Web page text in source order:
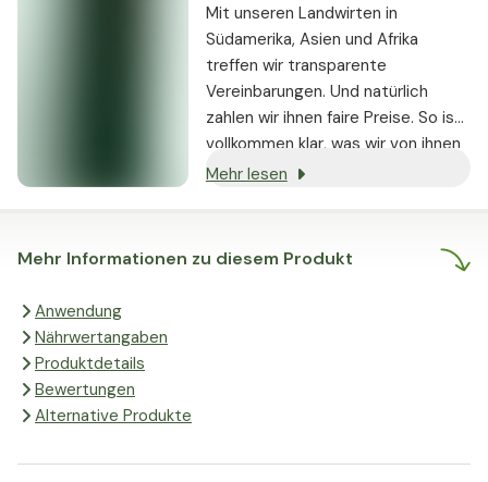
Kombination aus natürlichem
Sonnenlicht und einem
reichhaltigen Nährmedium
erleichtert die Aufnahme der
fördert Nährstoffe in wachsenden
jungen Gräsern.
Mehr Informationen zu diesem Produkt
Anwendung
Nährwertangaben
Produktdetails
Bewertungen
Alternative Produkte
Mit unseren Landwirten in
Südamerika, Asien und Afrika
treffen wir transparente
Vereinbarungen. Und natürlich
zahlen wir ihnen faire Preise. So ist
vollkommen klar, was wir von ihnen
erwarten und was dafür gezahlt
Produkte. Qualität, Nachhaltigkeit
Mehr lesen